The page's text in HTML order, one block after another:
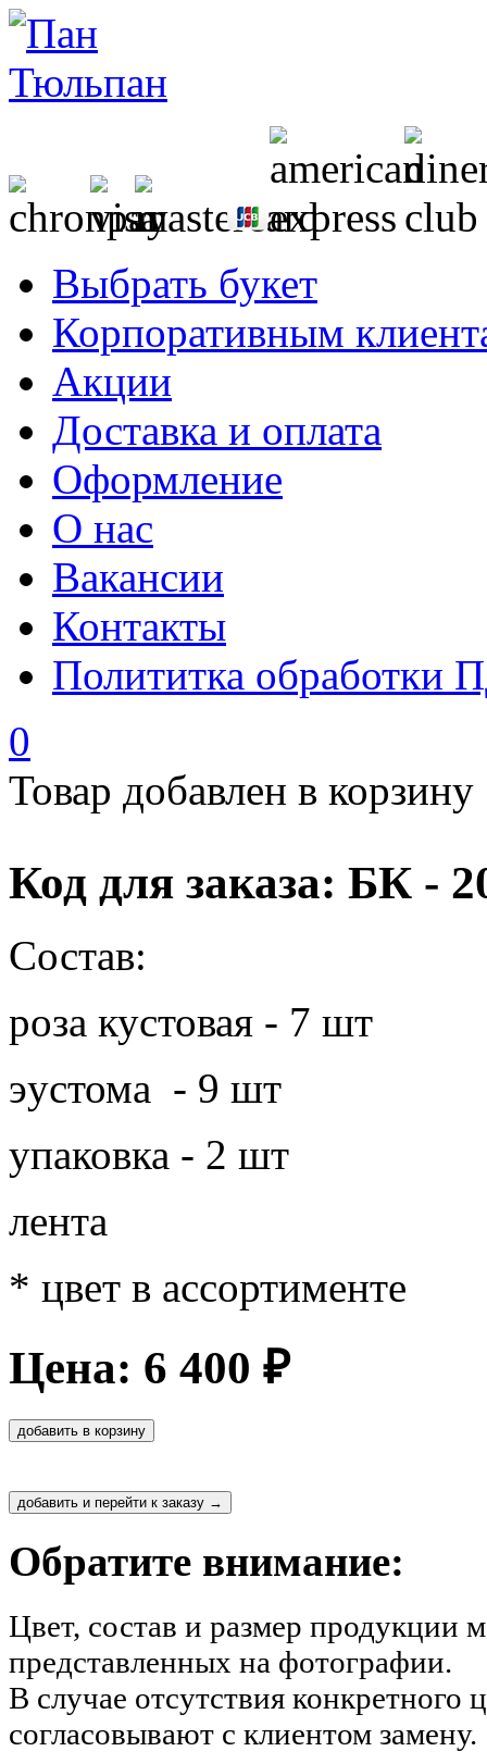
Выбрать букет
Корпоративным
Акции
Доставка и оплата
Оформление
О нас
Вакансии
Контакты
Полититка обработки
0
Товар добавлен в корзину
Код для заказа: БК -
Состав:
роза кустовая - 7 шт
эустома - 9 шт
упаковка - 2 шт
лента
* цвет в ассортименте
Цена: 6 400 ₽
Обратите внимание:
Цвет, состав и размер продукции
представленных на фотографии.
В случае отсутствия
согласовывают с клиентом замену.